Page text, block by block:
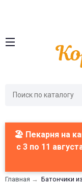
🏖️ Пекарня на
с 3 по 11
Главная → Батончики